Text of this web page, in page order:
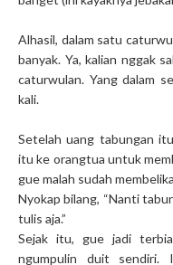
Alhasil, dalam satu
banyak. Ya, kalian nggak
caturwulan. Yang dalam
kali.
Setelah uang tabungan
itu ke orangtua untuk
gue malah sudah
Nyokap bilang, “Nanti
tulis aja.”
Sejak itu, gue jadi
ngumpulin duit sendiri.